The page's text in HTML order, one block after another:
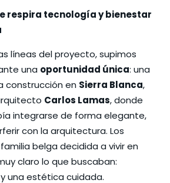
respira tecnología y bienestar
líneas del proyecto, supimos
una oportunidad única: una
construcción en Sierra Blanca,
Carlos Lamas, donde
integrarse de forma elegante,
con la arquitectura. Los
belga decidida a vivir en
claro lo que buscaban:
una estética cuidada.